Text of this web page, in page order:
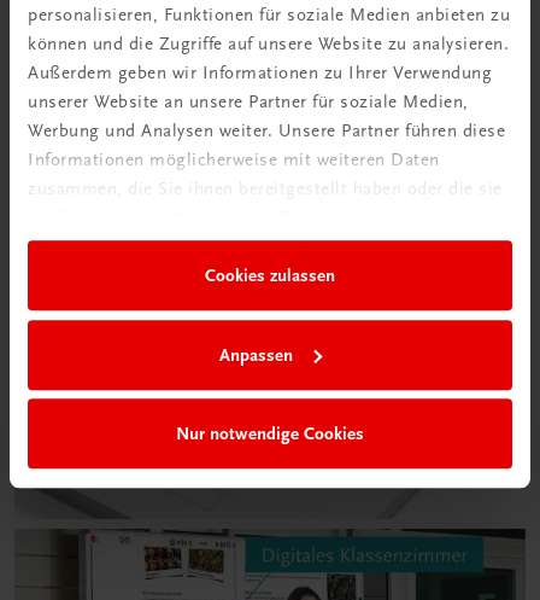
personalisieren, Funktionen für soziale Medien anbieten zu
können und die Zugriffe auf unsere Website zu analysieren.
Außerdem geben wir Informationen zu Ihrer Verwendung
unserer Website an unsere Partner für soziale Medien,
Werbung und Analysen weiter. Unsere Partner führen diese
Informationen möglicherweise mit weiteren Daten
zusammen, die Sie ihnen bereitgestellt haben oder die sie
Cookies zulassen
Anpassen
Nur notwendige Cookies